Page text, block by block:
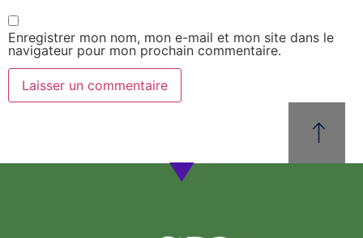
Enregistrer mon nom, mon e-mail et mon site dans le
navigateur pour mon prochain commentaire.